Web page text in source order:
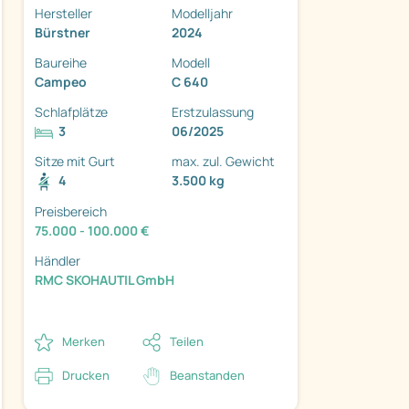
Hersteller
Bürstner
Modelljahr
2024
Baureihe
Campeo
Modell
C 640
Schlafplätze
3
Erstzulassung
06/2025
Sitze mit Gurt
4
max. zul. Gewicht
3.500 kg
Preisbereich
75.000 - 100.000 €
Händler
RMC SKOHAUTIL GmbH
Merken Teilen
Drucken Beanstanden